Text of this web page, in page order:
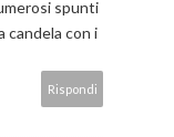
spunti
candela con i
Rispondi